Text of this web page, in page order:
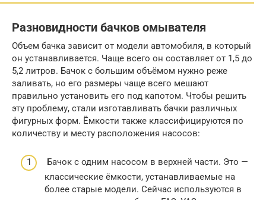
Разновидности бачков омывателя
Объем бачка зависит от модели автомобиля, в который
он устанавливается. Чаще всего он составляет от 1,5 до
5,2 литров. Бачок с большим объёмом нужно реже
заливать, но его размеры чаще всего мешают
правильно установить его под капотом. Чтобы решить
эту проблему, стали изготавливать бачки различных
фигурных форм. Ёмкости также классифицируются по
количеству и месту расположения насосов:
Бачок с одним насосом в верхней части. Это —
классические ёмкости, устанавливаемые на
более старые модели. Сейчас используются в